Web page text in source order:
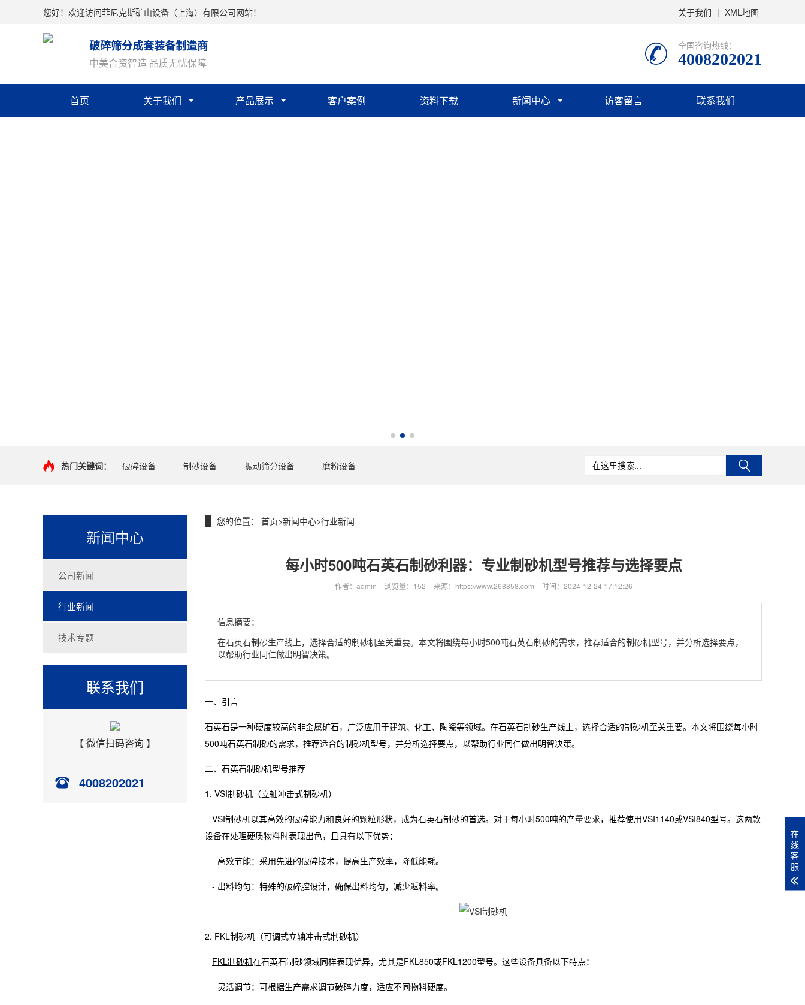
您好！欢迎访问菲尼克斯矿山设备（上海）有限公司网站！ 关于我们 | XML地图
破碎筛分成套装备制造商
中美合资智造 品质无忧保障
全国咨询热线：
4008202021
首页 关于我们 产品展示 客户案例 资料下载 新闻中心 访客留言 联系我们
热门关键词： 破碎设备 制砂设备 振动筛分设备 磨粉设备
新闻中心
公司新闻
行业新闻
技术专题
联系我们
【 微信扫码咨询 】
4008202021
您的位置： 首页>新闻中心>行业新闻
每小时500吨石英石制砂利器：专业制砂机型号推荐与选择要点
作者：admin 浏览量：152 来源：https://www.268858.com 时间：2024-12-24 17:12:26
信息摘要：
在石英石制砂生产线上，选择合适的制砂机至关重要。本文将围绕每小时500吨石英石制砂的需求，推荐适合的制砂机型号，并分析选择要点，
以帮助行业同仁做出明智决策。
一、引言
石英石是一种硬度较高的非金属矿石，广泛应用于建筑、化工、陶瓷等领域。在石英石制砂生产线上，选择合适的制砂机至关重要。本文将围绕每小时
500吨石英石制砂的需求，推荐适合的制砂机型号，并分析选择要点，以帮助行业同仁做出明智决策。
二、石英石制砂机型号推荐
1. VSI制砂机（立轴冲击式制砂机）
VSI制砂机以其高效的破碎能力和良好的颗粒形状，成为石英石制砂的首选。对于每小时500吨的产量要求，推荐使用VSI1140或VSI840型号。这两款
设备在处理硬质物料时表现出色，且具有以下优势：
- 高效节能：采用先进的破碎技术，提高生产效率，降低能耗。
- 出料均匀：特殊的破碎腔设计，确保出料均匀，减少返料率。
2. FKL制砂机（可调式立轴冲击式制砂机）
FKL制砂机在石英石制砂领域同样表现优异，尤其是FKL850或FKL1200型号。这些设备具备以下特点：
- 灵活调节：可根据生产需求调节破碎力度，适应不同物料硬度。
在
线
客
服